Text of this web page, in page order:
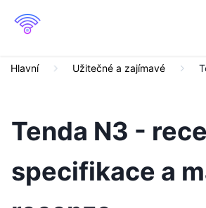
Hlavní Užitečné a zajímavé
Tenda N3 -
specifikace a